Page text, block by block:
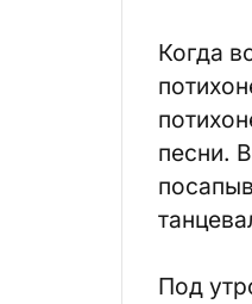
Когда
песни.
Под